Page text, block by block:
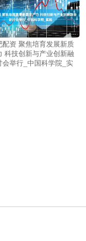
配资 聚焦培育发展新质
科技创新与产业创新融
会举行_中国科学院_实